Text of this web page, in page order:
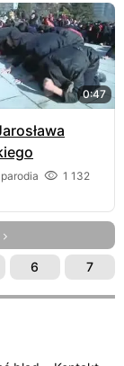
0:47
1 132
6 7